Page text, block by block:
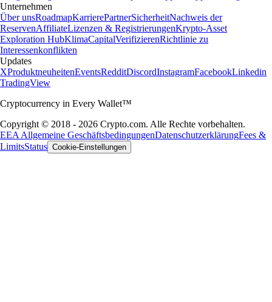
Unternehmen
Über unsRoadmapKarrierePartnerSicherheitNachweis der
ReservenAffiliateLizenzen & RegistrierungenKrypto-Asset
Exploration HubKlimaCapitalVerifizierenRichtlinie zu
Interessenkonflikten
Updates
XProduktneuheitenEventsRedditDiscordInstagramFacebookLinkedin
TradingView
Cryptocurrency in Every Wallet™
Copyright © 2018 - 2026 Crypto.com. Alle Rechte vorbehalten.
EEA Allgemeine GeschäftsbedingungenDatenschutzerklärungFees &
LimitsStatus Cookie-Einstellungen